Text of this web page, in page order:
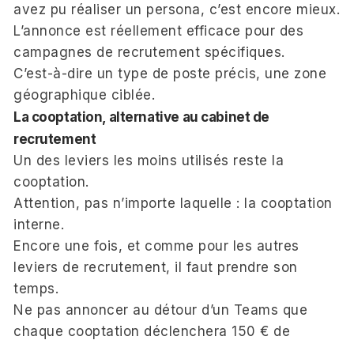
avez pu réaliser un persona, c’est encore mieux.
L’annonce est réellement efficace pour des
campagnes de recrutement spécifiques.
C’est-à-dire un type de poste précis, une zone
géographique ciblée.
La cooptation, alternative au cabinet de
recrutement
Un des leviers les moins utilisés reste la
cooptation.
Attention, pas n’importe laquelle : la cooptation
interne.
Encore une fois, et comme pour les autres
leviers de recrutement, il faut prendre son
temps.
Ne pas annoncer au détour d’un Teams que
chaque cooptation déclenchera 150 € de